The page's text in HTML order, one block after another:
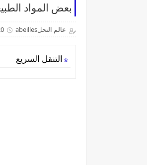
بعض المواد
عالم النحلabeilles 20
التنقل السريع